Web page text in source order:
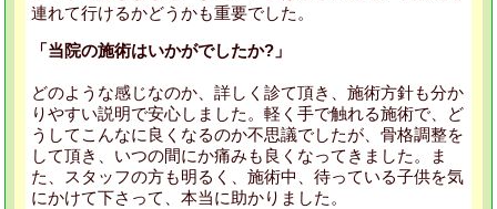
連れて行けるかどうかも重要でした。
「当院の施術はいかがでしたか?」
どのような感じなのか、詳しく診て頂き、施術方針も分か
りやすい説明で安心しました。軽く手で触れる施術で、ど
うしてこんなに良くなるのか不思議でしたが、骨格調整を
して頂き、いつの間にか痛みも良くなってきました。ま
た、スタッフの方も明るく、施術中、待っている子供を気
にかけて下さって、本当に助かりました。